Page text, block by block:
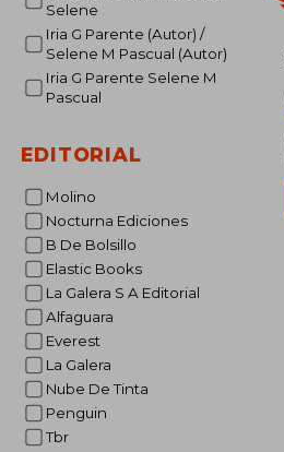
Selene
Iria G Parente (Autor) /
Selene M Pascual (Autor)
Iria G Parente Selene M
Pascual
EDITORIAL
Molino
Nocturna Ediciones
B De Bolsillo
Elastic Books
La Galera S A Editorial
Alfaguara
Everest
La Galera
Nube De Tinta
Penguin
Tbr